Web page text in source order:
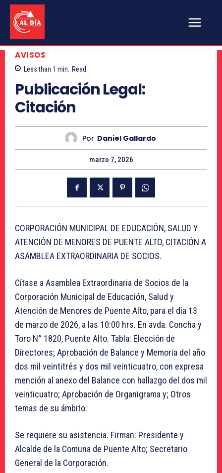
AVISOS
Less than 1 min. Read
Publicación Legal:
Citación
Por Daniel Gallardo
marzo 7, 2026
CORPORACIÓN MUNICIPAL DE EDUCACIÓN, SALUD Y
ATENCIÓN DE MENORES DE PUENTE ALTO, CITACIÓN A
ASAMBLEA EXTRAORDINARIA DE SOCIOS.
Cítase a Asamblea Extraordinaria de Socios de la
Corporación Municipal de Educación, Salud y
Atención de Menores de Puente Alto, para el día 13
de marzo de 2026, a las 10:00 hrs. En avda. Concha y
Toro N° 1820, Puente Alto. Tabla: Elección de
Directores; Aprobación de Balance y Memoria del año
dos mil veintitrés y dos mil veinticuatro, con expresa
mención al anexo del Balance con hallazgo del dos mil
veinticuatro; Aprobación de Organigrama y; Otros
temas de su ámbito.
Se requiere su asistencia. Firman: Presidente y
Alcalde de la Comuna de Puente Alto; Secretario
General de la Corporación.